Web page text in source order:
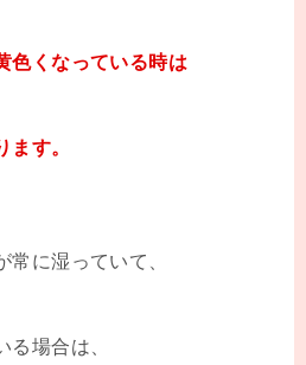
色くなっている時は
ます。
常に湿っていて、
る場合は、